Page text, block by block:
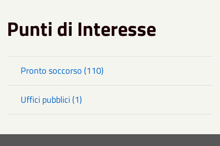
Punti di Interesse
Pronto soccorso (110)
Uffici pubblici (1)